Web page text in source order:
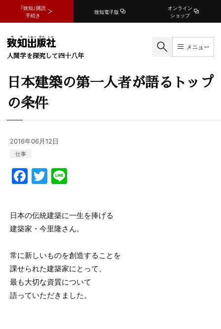
『致知』購読
手続き
致知電子版
オンライン
ショップ
人間学を探究して四十八年
メニュー
日本建築の第一人者が語るトップ
の条件
2016年06月12日
仕事
F
a
c
e
b
o
o
k
T
w
itt
er
e
日本の伝統建築に一生を捧げる
建築家・今里隆さん。
常に新しいものを創造することを
課せられた建築家にとって、
最も大切な資質について
語っていただきました。